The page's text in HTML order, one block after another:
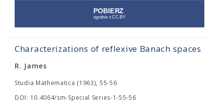
Characterizations of reflexive Banach spaces
R. James
Studia Mathematica (1963), 55-56
DOI: 10.4064/sm-Special Series-1-55-56